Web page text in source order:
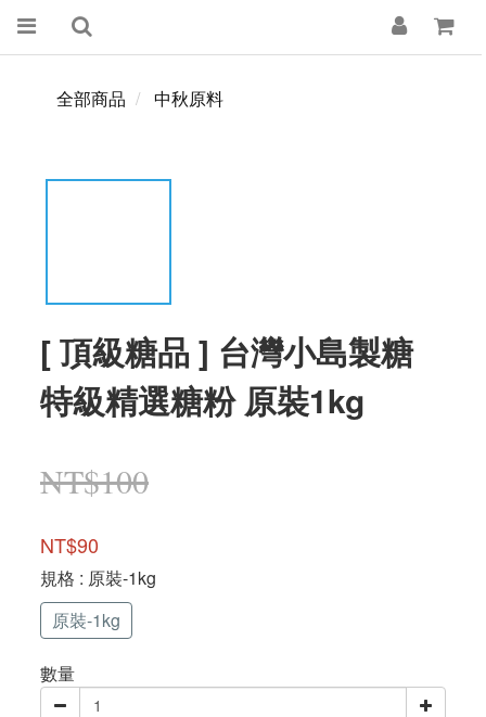
全部商品 中秋原料
[ 頂級糖品 ] 台灣小島製糖
特級精選糖粉 原裝1kg
NT$100
NT$90
規格 : 原裝-1kg
原裝-1kg
數量